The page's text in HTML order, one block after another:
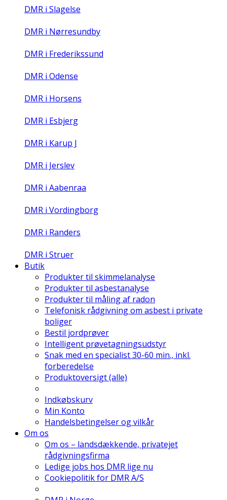
DMR i Slagelse
DMR i Nørresundby
DMR i Frederikssund
DMR i Odense
DMR i Horsens
DMR i Esbjerg
DMR i Karup J
DMR i Jerslev
DMR i Aabenraa
DMR i Vordingborg
DMR i Randers
DMR i Struer
Butik
Produkter til skimmelanalyse
Produkter til asbestanalyse
Produkter til måling af radon
Telefonisk rådgivning om asbest i private
boliger
Bestil jordprøver
Intelligent prøvetagningsudstyr
Snak med en specialist 30-60 min., inkl.
forberedelse
Produktoversigt (alle)
Indkøbskurv
Min Konto
Handelsbetingelser og vilkår
Om os
Om os – landsdækkende, privatejet
rådgivningsfirma
Ledige jobs hos DMR lige nu
Cookiepolitik for DMR A/S